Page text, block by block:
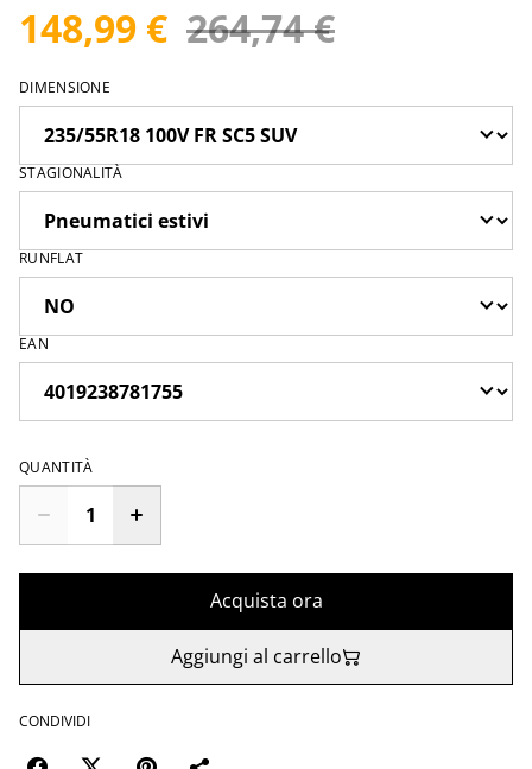
148,99 € 264,74 €
DIMENSIONE
STAGIONALITÀ
RUNFLAT
EAN
QUANTITÀ
Acquista ora
Aggiungi al carrello
CONDIVIDI